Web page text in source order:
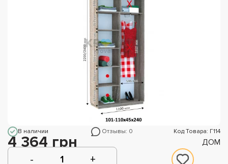
В наличии Отзывы: 0 Код Товара: Г114
4 364 грн ДОМ